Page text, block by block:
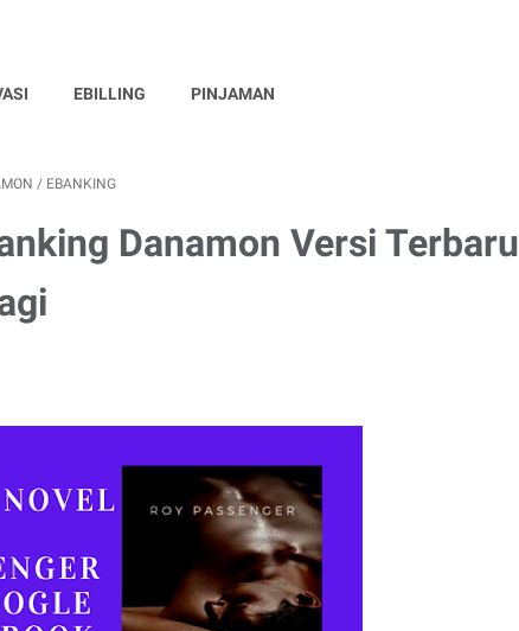
EBILLING PINJAMAN
/ EBANKING
Danamon Versi Terbaru